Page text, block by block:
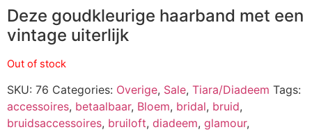
Deze goudkleurige haarband met een
vintage uiterlijk
Out of stock
SKU: 76 Categories: Overige, Sale, Tiara/Diadeem Tags:
accessoires, betaalbaar, Bloem, bridal, bruid,
bruidsaccessoires, bruiloft, diadeem, glamour,